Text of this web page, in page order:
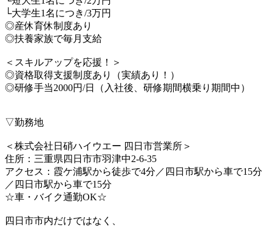
└大学生1名につき/3万円
◎産休育休制度あり
◎扶養家族で毎月支給
＜スキルアップを応援！＞
◎資格取得支援制度あり（実績あり！）
◎研修手当2000円/日（入社後、研修期間横乗り期間中）
▽勤務地
＜株式会社日硝ハイウエー 四日市営業所＞
住所：三重県四日市市羽津中2-6-35
アクセス：霞ケ浦駅から徒歩で4分／四日市駅から車で15分
／四日市駅から車で15分
☆車・バイク通勤OK☆
四日市市内だけではなく、